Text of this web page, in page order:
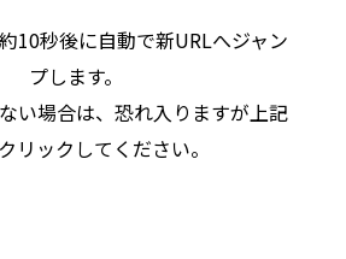
10秒後に自動で新URLへジャン
プします。
い場合は、恐れ入りますが上記
リックしてください。